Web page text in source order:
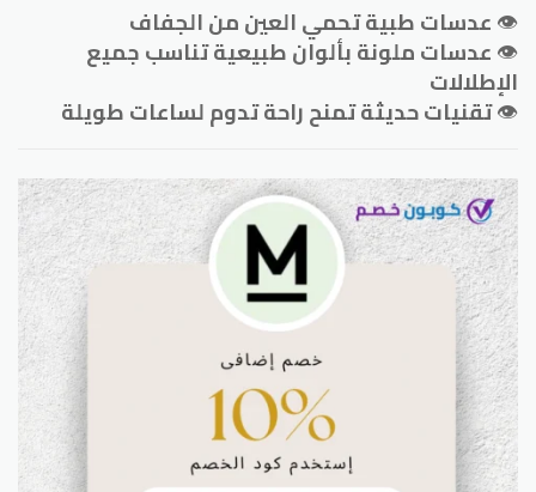
👁عدسات طبية تحمي العين من الجفاف
👁عدسات ملونة بألوان طبيعية تناسب جميع
الإطلالات
👁تقنيات حديثة تمنح راحة تدوم لساعات طويلة